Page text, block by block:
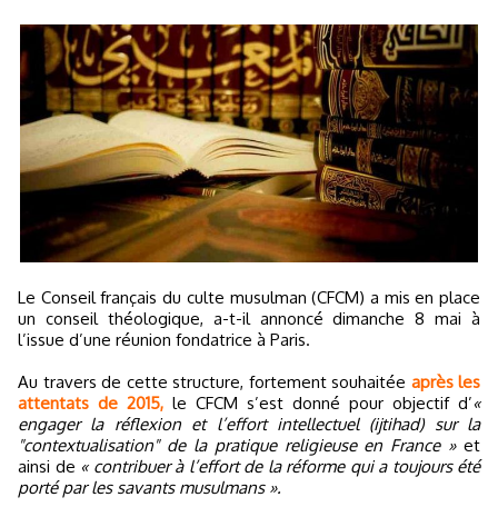
Le Conseil français du culte musulman (CFCM) a mis en place
un conseil théologique, a-t-il annoncé dimanche 8 mai à
l’issue d’une réunion fondatrice à Paris.
Au travers de cette structure, fortement souhaitée après les
attentats de 2015, le CFCM s’est donné pour objectif d’«
engager la réflexion et l’effort intellectuel (ijtihad) sur la
"contextualisation" de la pratique religieuse en France »et
ainsi de « contribuer à l’effort de la réforme qui a toujours été
porté par les savants musulmans ».